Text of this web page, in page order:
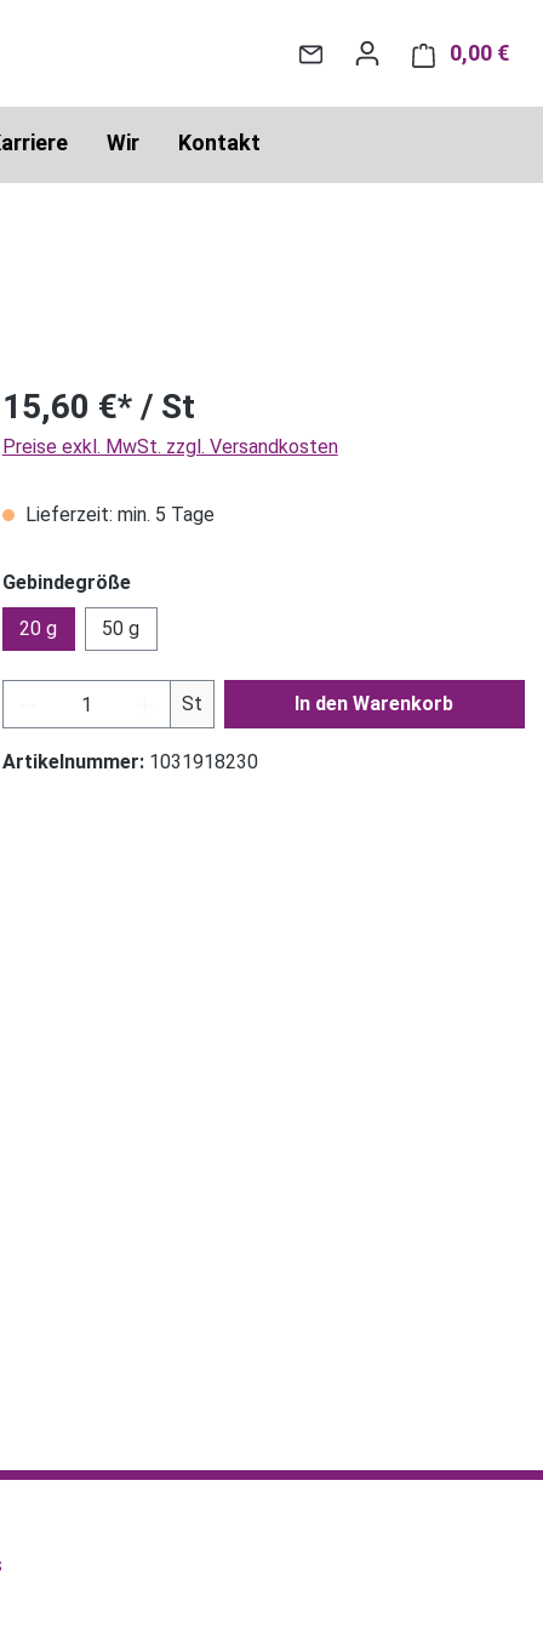
0,00 €
Wir Kontakt
15,60 €* / St
Preise exkl. MwSt. zzgl. Versandkosten
Lieferzeit: min. 5 Tage
Gebindegröße
20 g
50 g
Produkt Anzahl: Gib den gewünschten
St In den Warenkorb
Artikelnummer: 1031918230